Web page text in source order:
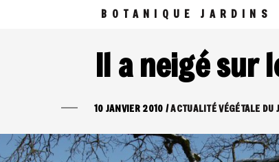
BOTANIQUE JARDINS
Il a neigé sur
10 JANVIER 2010 /ACTUALITÉ VÉGÉTALE DU